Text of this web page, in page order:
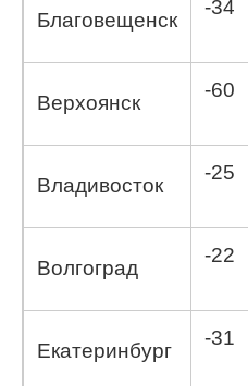
Благовещенск
-34
Верхоянск
-60
Владивосток
-25
Волгоград
-22
Екатеринбург
-31